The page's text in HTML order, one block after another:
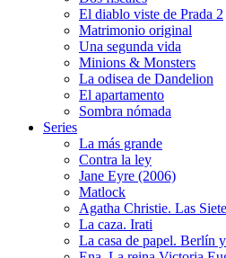
El diablo viste de Prada 2
Matrimonio original
Una segunda vida
Minions & Monsters
La odisea de Dandelion
El apartamento
Sombra nómada
Series
La más grande
Contra la ley
Jane Eyre (2006)
Matlock
Agatha Christie. Las
La caza. Irati
La casa de papel. Berlín